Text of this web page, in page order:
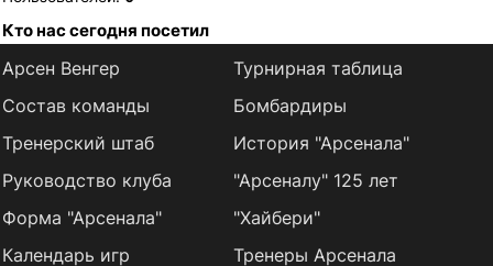
Кто нас сегодня посетил
Арсен Венгер
Состав команды
Тренерский штаб
Руководство клуба
Форма "Арсенала"
Календарь игр
Турнирная таблица
Бомбардиры
История "Арсенала"
"Арсеналу" 125 лет
"Хайбери"
Тренеры Арсенала